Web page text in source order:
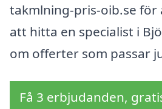
takmlning-pris-oib.se för
att hitta en specialist i
om offerter som passar
Få 3 erbjudanden,